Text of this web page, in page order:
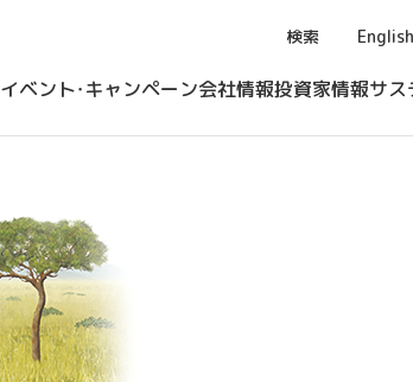
検索 English
イベント・キャンペーン会社情報投資家情報サス